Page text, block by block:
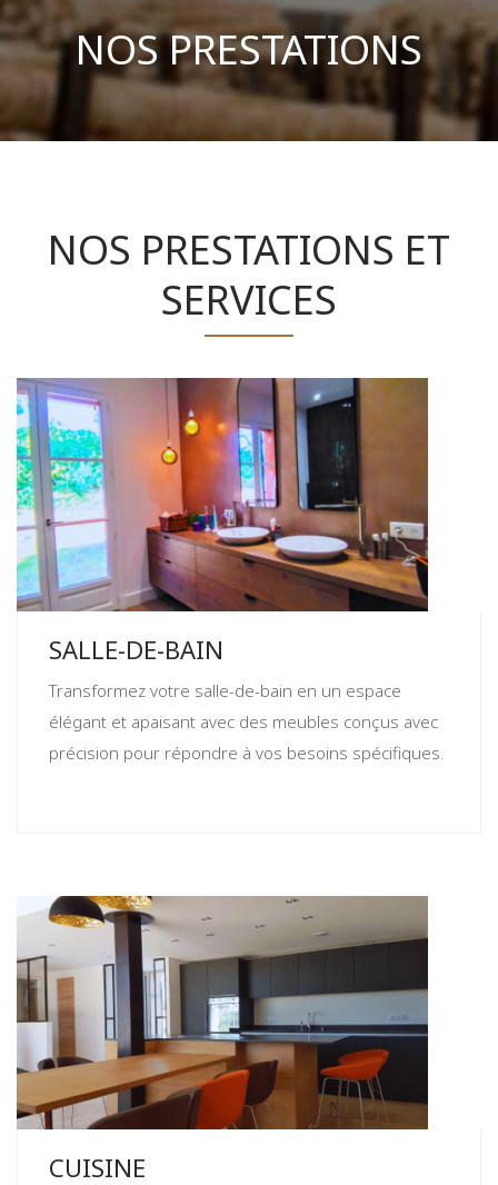
A PROPOS
PRESTATIONS
NOS PRESTATIONS
NOS PRESTATIONS ET
SERVICES
SALLE-DE-BAIN
Transformez votre salle-de-bain en un espace
élégant et apaisant avec des meubles conçus avec
précision pour répondre à vos besoins spécifiques.
CUISINE